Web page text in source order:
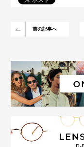
前の記事へ